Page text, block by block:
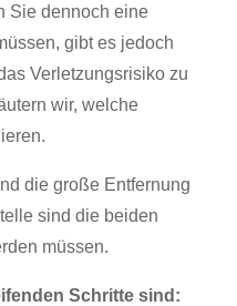
Sie dennoch eine
gibt es jedoch
Verletzungsrisiko zu
wir, welche
die große Entfernung
sind die beiden
müssen.
Schritte sind: